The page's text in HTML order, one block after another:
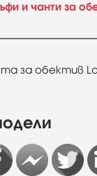
и чанти за
за обектив